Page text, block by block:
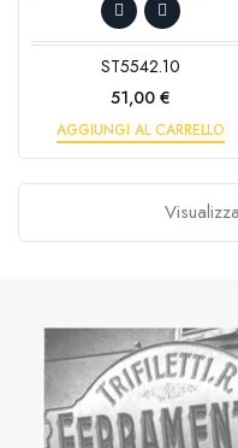
ST5542.10
Prezzo
51,00 €
AGGIUNGI AL CARRELLO